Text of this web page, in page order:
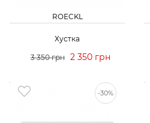
ROECKL
Хустка
3 350 грн 2 350 грн
-30%